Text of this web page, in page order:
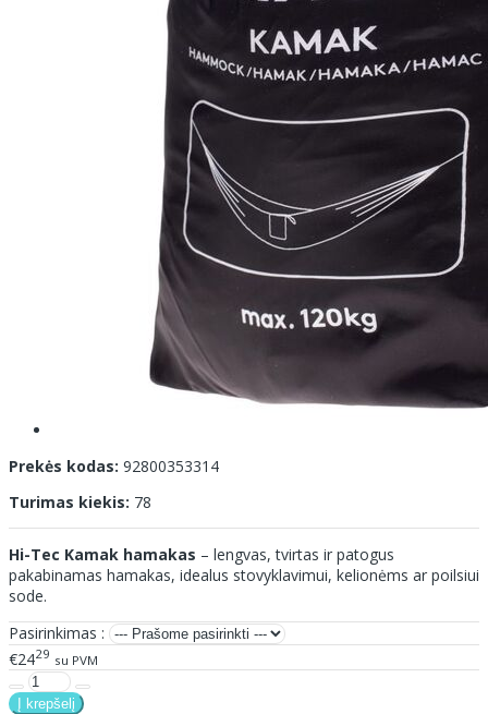
Prekės kodas: 92800353314
Turimas kiekis: 78
Hi-Tec Kamak hamakas – lengvas, tvirtas ir patogus
pakabinamas hamakas, idealus stovyklavimui, kelionėms ar poilsiui
sode.
Pasirinkimas :
€2429 su PVM